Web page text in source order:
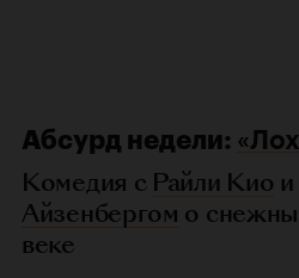
Абсурд недели:
Комедия с Райли Кио и
Айзенбергом о
веке